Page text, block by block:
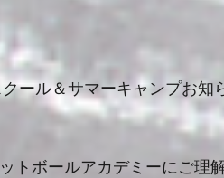
ール＆サマーキャンプお知
トボールアカデミーにご理